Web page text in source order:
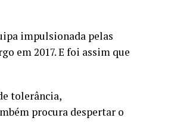
impulsionada pelas
em 2017. E foi assim que
tolerância,
procura despertar o